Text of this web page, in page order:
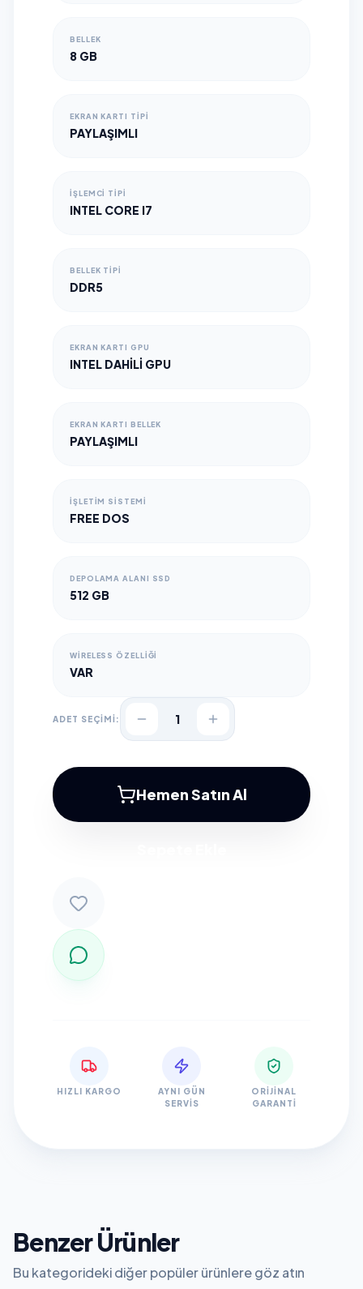
BELLEK
8 GB
EKRAN KARTI TIPI
PAYLAŞIMLI
İŞLEMCI TIPI
INTEL CORE I7
BELLEK TIPI
DDR5
EKRAN KARTI GPU
INTEL DAHILI GPU
EKRAN KARTI BELLEK
PAYLAŞIMLI
İŞLETIM SISTEMI
FREE DOS
DEPOLAMA ALANI SSD
512 GB
WIRELESS ÖZELLIĞI
VAR
ADET SEÇİMİ: 1
Hemen Satın Al
HIZLI KARGO
AYNI GÜN
SERVIS
ORIJINAL
GARANTI
Benzer Ürünler
Bu kategorideki diğer popüler ürünlere göz atın